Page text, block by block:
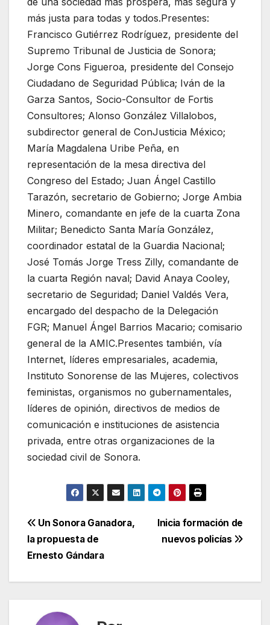
más justa para todas y todos.Presentes:
Francisco Gutiérrez Rodríguez, presidente del
Supremo Tribunal de Justicia de Sonora;
Jorge Cons Figueroa, presidente del Consejo
Ciudadano de Seguridad Pública; Iván de la
Garza Santos, Socio-Consultor de Fortis
Consultores; Alonso González Villalobos,
subdirector general de ConJusticia México;
María Magdalena Uribe Peña, en
representación de la mesa directiva del
Congreso del Estado; Juan Ángel Castillo
Tarazón, secretario de Gobierno; Jorge Ambia
Minero, comandante en jefe de la cuarta Zona
Militar; Benedicto Santa María González,
coordinador estatal de la Guardia Nacional;
José Tomás Jorge Tress Zilly, comandante de
la cuarta Región naval; David Anaya Cooley,
secretario de Seguridad; Daniel Valdés Vera,
encargado del despacho de la Delegación
FGR; Manuel Ángel Barrios Macario; comisario
general de la AMIC.Presentes también, vía
Internet, líderes empresariales, academia,
Instituto Sonorense de las Mujeres, colectivos
feministas, organismos no gubernamentales,
líderes de opinión, directivos de medios de
comunicación e instituciones de asistencia
privada, entre otras organizaciones de la
sociedad civil de Sonora.
Navegación
de
entradas
Inicia formación de
nuevos policías
Un Sonora Ganadora,
la propuesta de
Ernesto Gándara